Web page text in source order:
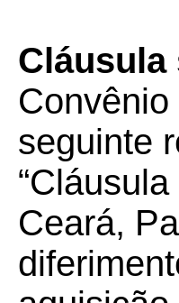
Cláusula
seguinte
Ceará,